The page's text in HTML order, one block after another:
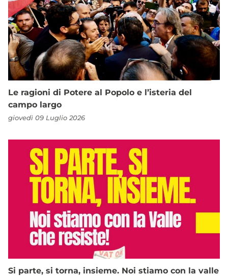
Le ragioni di Potere al Popolo e l’isteria del
campo largo
giovedì 09 Luglio 2026
Si parte, si torna, insieme. Noi stiamo con la valle